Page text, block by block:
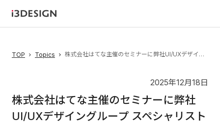
TOP Topics 株式会社はてな主催のセミナーに弊社UI/UXデザイングループ スペシャリストの菅原が登壇いたします
2025年12月18日
株式会社はてな主催のセミナーに弊社
UI/UXデザイングループ スペシャリスト